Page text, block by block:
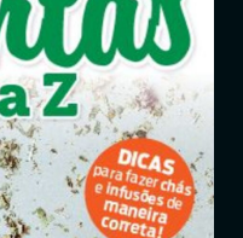
Revistas
Jornais
Notícias